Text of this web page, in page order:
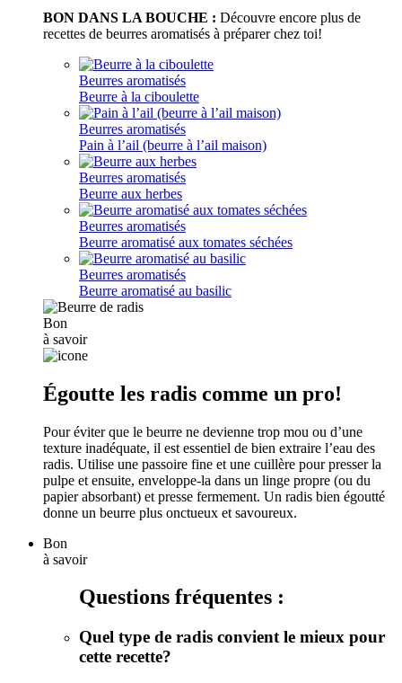
BON DANS LA BOUCHE : Découvre encore plus de
recettes de beurres aromatisés à préparer chez toi!
Beurres aromatisés
Beurre à la ciboulette
Beurres aromatisés
Pain à l’ail (beurre à l’ail maison)
Beurres aromatisés
Beurre aux herbes
Beurres aromatisés
Beurre aromatisé aux tomates séchées
Beurres aromatisés
Beurre aromatisé au basilic
Bon
à savoir
Égoutte les radis comme un pro!
Pour éviter que le beurre ne devienne trop mou ou d’une
texture inadéquate, il est essentiel de bien extraire l’eau des
radis. Utilise une passoire fine et une cuillère pour presser la
pulpe et ensuite, enveloppe-la dans un linge propre (ou du
papier absorbant) et presse fermement. Un radis bien égoutté
donne un beurre plus onctueux et savoureux.
Bon
à savoir
Questions fréquentes :
Quel type de radis convient le mieux pour
cette recette?